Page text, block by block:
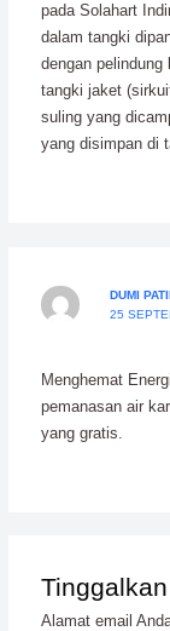
pada Solahart
dalam tangki
dengan
tangki jaket
suling yang
yang disimpan di
DUMI
25
Menghemat
pemanasan air
yang gratis.
Alamat email